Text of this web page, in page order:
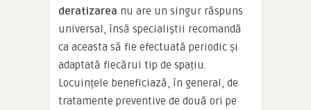
deratizarea nu are un singur răspuns
universal, însă specialiștii recomandă
ca aceasta să fie efectuată periodic și
adaptată fiecărui tip de spațiu.
Locuințele beneficiază, în general, de
tratamente preventive de două ori pe